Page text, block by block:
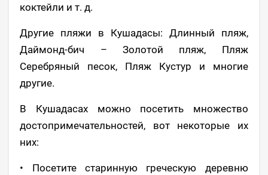
коктейли и т. д.
Другие пляжи в Кушадасы: Длинный пляж,
Даймонд-бич – Золотой пляж, Пляж
Серебряный песок, Пляж Кустур и многие
другие.
В Кушадасах можно посетить множество
достопримечательностей, вот некоторые их
них:
• Посетите старинную греческую деревню